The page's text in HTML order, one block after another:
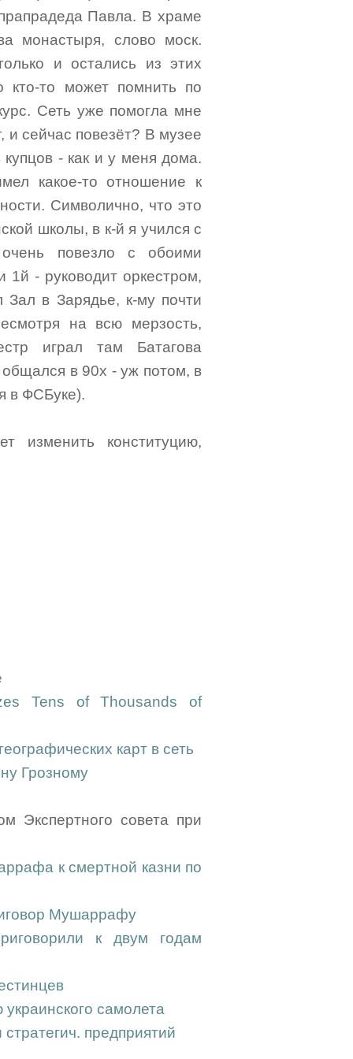
Павла. В храме
монастыря, слово моск.
и остались из этих
кто-то может помнить по
Сеть уже помогла мне
и сейчас повезёт? В музее
- как и у меня дома.
какое-то отношение к
Символично, что это
школы, в к-й я учился с
повезло с обоими
1й - руководит оркестром,
Зал в Зарядье, к-му почти
на всю мерзость,
играл там Батагова
в 90х - уж потом, в
в ФСБуке).
изменить конституцию,
Tens of Thousands of
карт в сеть
Грозному
Экспертного совета при
к смертной казни по
Мушаррафу
к двум годам
самолета
предприятий